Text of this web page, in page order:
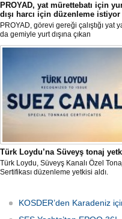
PROYAD, yat mürettebatı için
dışı harcı için düzenleme istiyor
PROYAD, görevi gereği çalıştığı yat
da gemiyle yurt dışına çıkan
gemiadamlarının yurt dışı çıkış
Türk Loydu’na Süveyş tonaj
Türk Loydu, Süveyş Kanalı Özel
Sertifikası düzenleme yetkisi aldı.
KOSDER’den Karadeniz